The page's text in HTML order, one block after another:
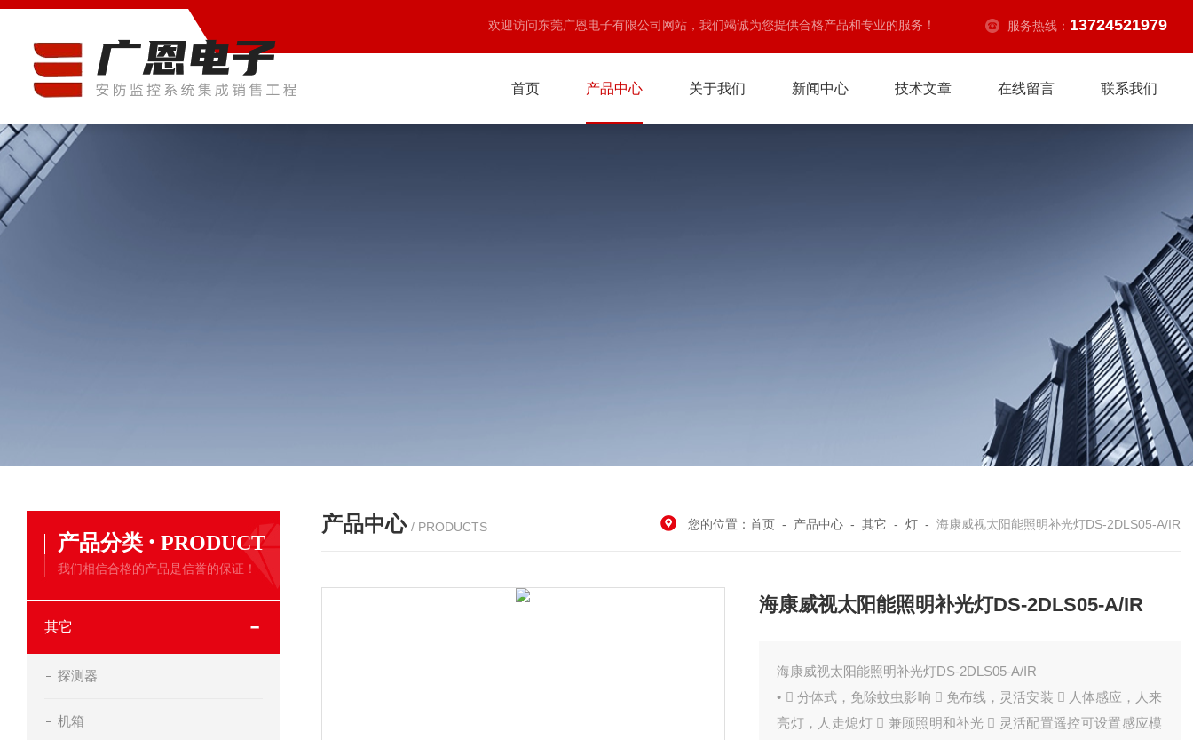
欢迎访问东莞广恩电子有限公司网站，我们竭诚为您提供合格产品和专业的服务！ 服务热线： 13724521979
首页 产品中心 关于我们 新闻中心 技术文章 在线留言 联系我们
产品分类 · PRODUCT
我们相信合格的产品是信誉的保证！
其它
探测器
机箱
产品中心 / PRODUCTS 您的位置： 首页 - 产品中心 - 其它 - 灯 - 海康威视太阳能照明补光灯DS-2DLS05-A/IR
海康威视太阳能照明补光灯DS-2DLS05-A/IR
海康威视太阳能照明补光灯DS-2DLS05-A/IR
•  分体式，免除蚊虫影响  免布线，灵活安装  人体感应，人来
亮灯，人走熄灯  兼顾照明和补光  灵活配置遥控可设置感应模